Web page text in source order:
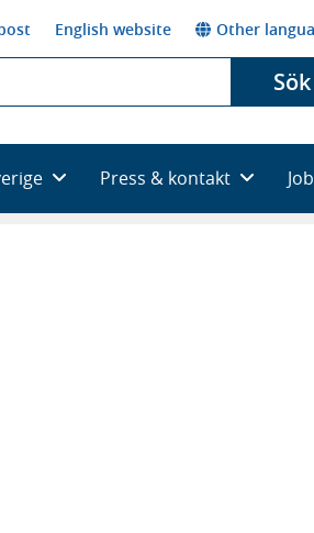
English website Other
Sök
Press & kontakt